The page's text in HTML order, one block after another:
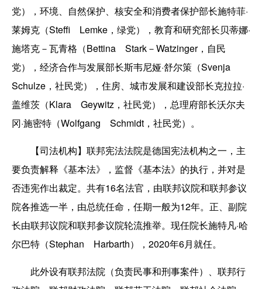
党），环境、自然保护、核安全和消费者保护部长施特菲·
莱姆克（Steffi Lemke，绿党），教育和研究部长贝蒂娜·
施塔克－瓦青格（Bettina Stark－Watzinger，自民
党），经济合作与发展部长斯韦尼娅·舒尔策（Svenja
Schulze，社民党），住房、城市发展和建设部长克拉拉·
盖维茨（Klara Geywitz，社民党），总理府部长沃尔夫
冈·施密特（Wolfgang Schmidt，社民党）。
【司法机构】联邦宪法法院是德国宪法机构之一，主
要负责解释《基本法》，监督《基本法》的执行，并对是
否违宪作出裁定。共有16名法官，由联邦议院和联邦参议
院各推选一半，由总统任命，任期一般为12年。正、副院
长由联邦议院和联邦参议院轮流推举。现任院长施特凡·哈
尔巴特（Stephan Harbarth），2020年6月就任。
此外设有联邦法院（负责民事和刑事案件）、联邦行